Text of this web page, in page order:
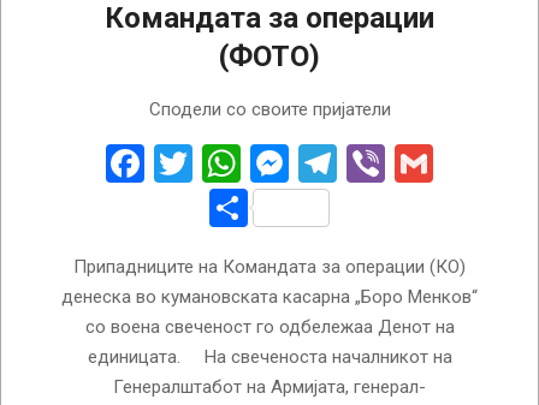
Командата за операции
(ФОТО)
Сподели со своите пријатели
Facebook
TwitterWhatsApp
Messenger
Telegram
Viber
Share
Припадниците на Командата за операции (КО)
денеска во кумановската касарна „Боро Менков“
со воена свеченост го одбележаа Денот на
единицата. На свеченоста началникот на
Генералштабот на Армијата, генерал-